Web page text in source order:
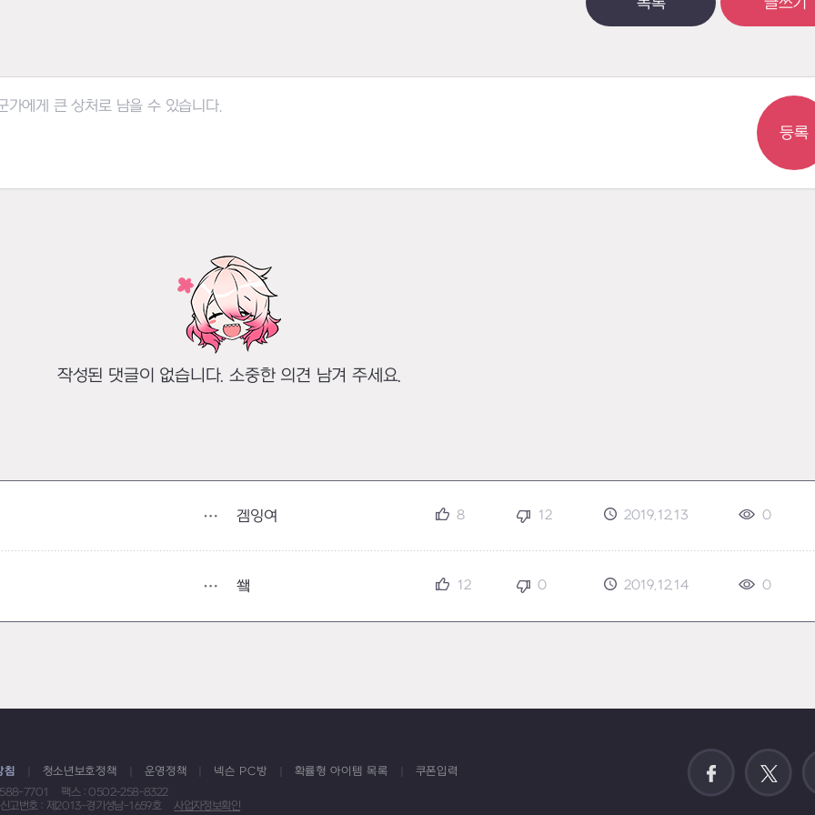
등록
작성된 댓글이 없습니다. 소중한 의견 남겨 주세요.
겜잉여 8 12 2019.12.13 0
쐨 12 0 2019.12.14 0
침 청소년보호정책 운영정책 넥슨 PC방 확률형 아이템 목록
쿠폰입력
7701
팩스 : 0502-258-8322
고번호 : 제2013-경기성남-1659호
사업자정보확인